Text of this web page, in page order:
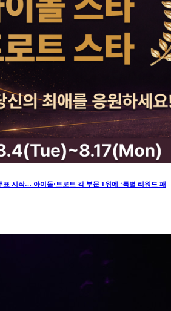
시작… 아이돌·트로트 각 부문 1위에 ‘특별 리워드 패